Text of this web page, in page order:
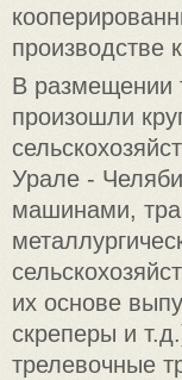
производстве
В размещении
произошли
Урале -
машинами,
их основе
скреперы и
трелевочные